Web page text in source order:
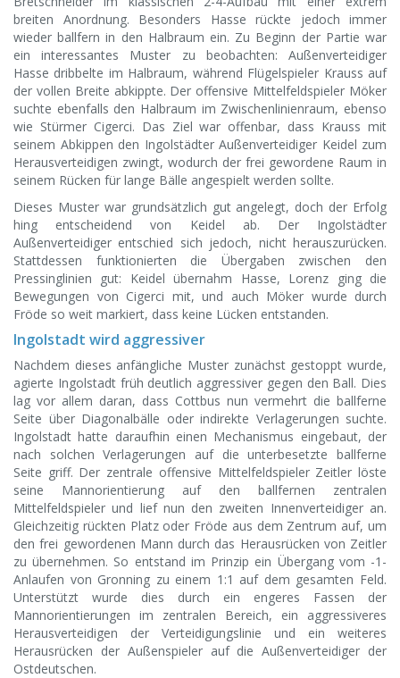
breiten Anordnung. Besonders Hasse rückte jedoch immer
wieder ballfern in den Halbraum ein. Zu Beginn der Partie war
ein interessantes Muster zu beobachten: Außenverteidiger
Hasse dribbelte im Halbraum, während Flügelspieler Krauss auf
der vollen Breite abkippte. Der offensive Mittelfeldspieler Möker
suchte ebenfalls den Halbraum im Zwischenlinienraum, ebenso
wie Stürmer Cigerci. Das Ziel war offenbar, dass Krauss mit
seinem Abkippen den Ingolstädter Außenverteidiger Keidel zum
Herausverteidigen zwingt, wodurch der frei gewordene Raum in
seinem Rücken für lange Bälle angespielt werden sollte.
Dieses Muster war grundsätzlich gut angelegt, doch der Erfolg
hing entscheidend von Keidel ab. Der Ingolstädter
Außenverteidiger entschied sich jedoch, nicht herauszurücken.
Stattdessen funktionierten die Übergaben zwischen den
Pressinglinien gut: Keidel übernahm Hasse, Lorenz ging die
Bewegungen von Cigerci mit, und auch Möker wurde durch
Fröde so weit markiert, dass keine Lücken entstanden.
Ingolstadt wird aggressiver
Nachdem dieses anfängliche Muster zunächst gestoppt wurde,
agierte Ingolstadt früh deutlich aggressiver gegen den Ball. Dies
lag vor allem daran, dass Cottbus nun vermehrt die ballferne
Seite über Diagonalbälle oder indirekte Verlagerungen suchte.
Ingolstadt hatte daraufhin einen Mechanismus eingebaut, der
nach solchen Verlagerungen auf die unterbesetzte ballferne
Seite griff. Der zentrale offensive Mittelfeldspieler Zeitler löste
seine Mannorientierung auf den ballfernen zentralen
Mittelfeldspieler und lief nun den zweiten Innenverteidiger an.
Gleichzeitig rückten Platz oder Fröde aus dem Zentrum auf, um
den frei gewordenen Mann durch das Herausrücken von Zeitler
zu übernehmen. So entstand im Prinzip ein Übergang vom -1-
Anlaufen von Gronning zu einem 1:1 auf dem gesamten Feld.
Unterstützt wurde dies durch ein engeres Fassen der
Mannorientierungen im zentralen Bereich, ein aggressiveres
Herausverteidigen der Verteidigungslinie und ein weiteres
Herausrücken der Außenspieler auf die Außenverteidiger der
Ostdeutschen.